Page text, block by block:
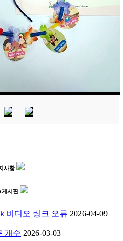
사항
시판
비디오 링크 오류 2026-04-09
개수 2026-03-03